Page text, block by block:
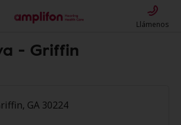
Llámenos
- Griffin
GA 30224